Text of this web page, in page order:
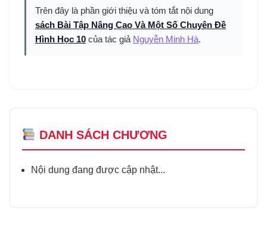
Trên đây là phần giới thiệu và tóm tắt nội dung
sách Bài Tập Nâng Cao Và Một Số Chuyên Đề
Hình Học 10 của tác giả Nguyễn Minh Hà.
DANH SÁCH CHƯƠNG
Nội dung đang được cập nhật...